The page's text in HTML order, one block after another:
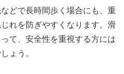
どで長時間歩く場合にも、重
れを防ぎやすくなります。滑
て、安全性を重視する方には
ょう。